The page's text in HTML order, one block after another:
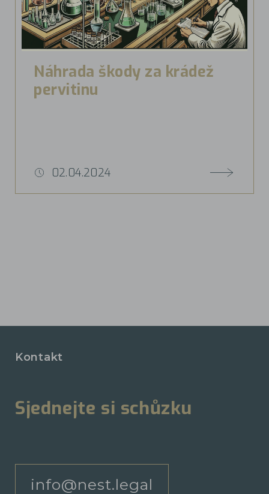
Náhrada škody za krádež
pervitinu
02.04.2024
Kontakt
Sjednejte si schůzku
info@nest.legal